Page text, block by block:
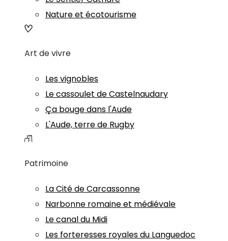
Nature et écotourisme
Art de vivre
Les vignobles
Le cassoulet de Castelnaudary
Ça bouge dans l'Aude
L'Aude, terre de Rugby
Patrimoine
La Cité de Carcassonne
Narbonne romaine et médiévale
Le canal du Midi
Les forteresses royales du Languedoc